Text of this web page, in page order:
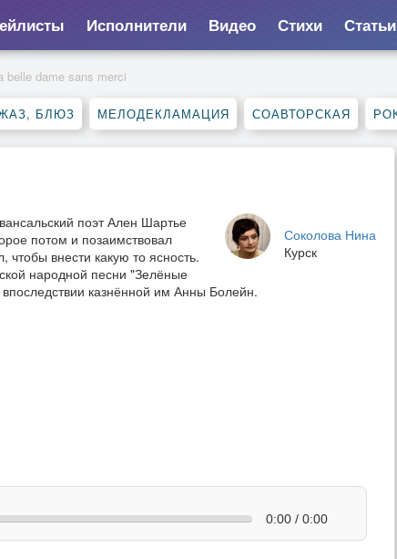
Исполнители Видео Стихи Статьи
belle dame sans merci
БЛЮЗ МЕЛОДЕКЛАМАЦИЯ СОАВТОРСКАЯ
Соколова Нина
Курск
поэт Ален Шартье
потом и позаимствовал
внести какую то ясность.
народной песни "Зелёные
казнённой им Анны Болейн.
0:00 / 0:00